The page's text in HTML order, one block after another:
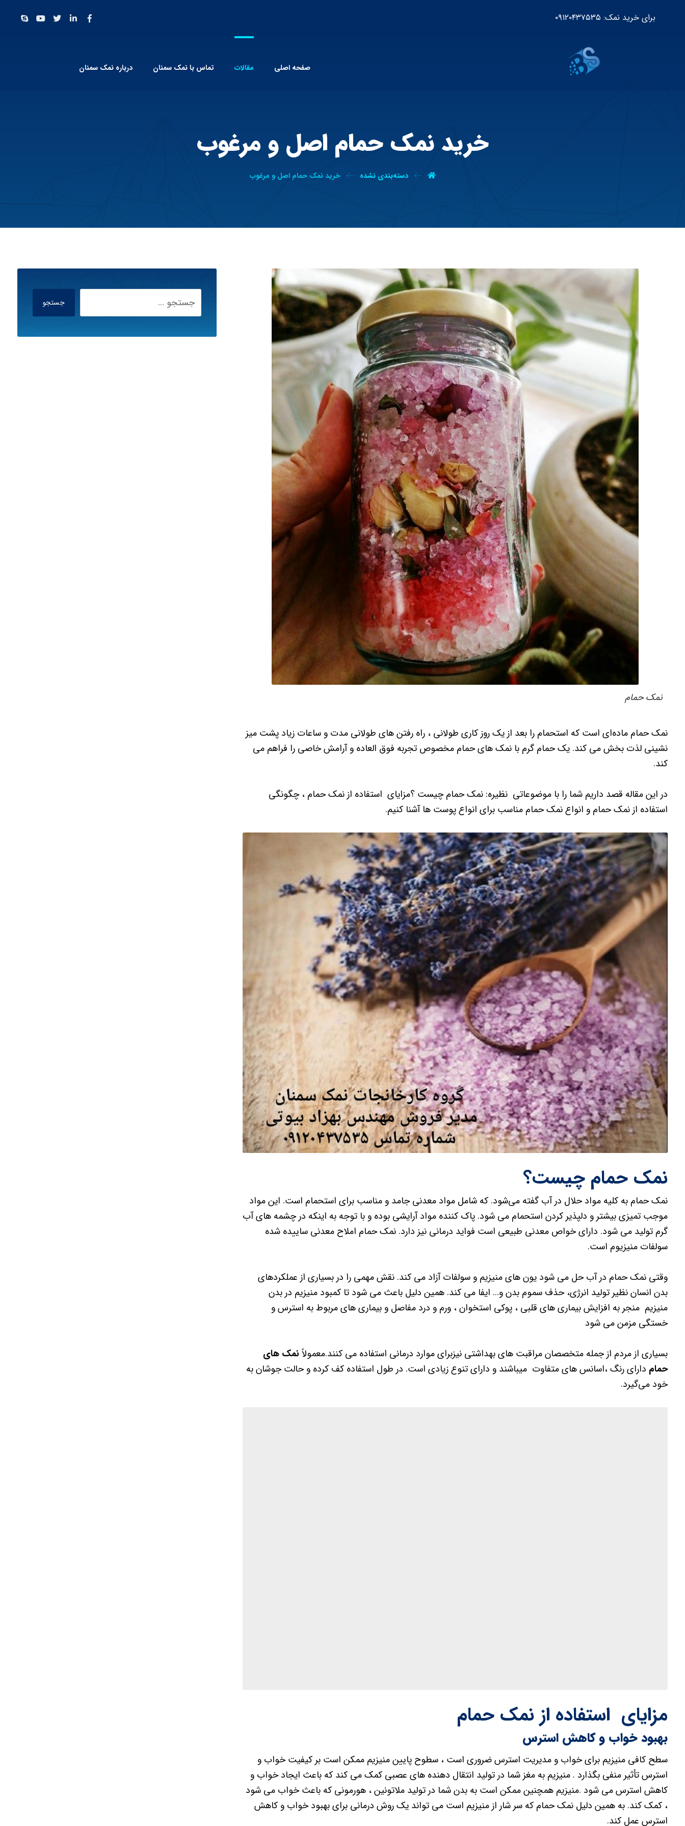
برای خرید نمک: ۰۹۱۲۰۴۳۷۵۳۵
صفحه اصلی مقالات تماس با نمک سمنان درباره نمک سمنان
خرید نمک حمام اصل و مرغوب
دسته‌بندی نشده خرید نمک حمام اصل و مرغوب
نمک حمام
نمک حمام ماده‌ای است که استحمام را بعد از یک روز کاری طولانی ، راه رفتن های طولانی مدت و ساعات زیاد پشت میز
نشینی لذت بخش می کند. یک حمام گرم با نمک های حمام مخصوص تجربه فوق العاده و آرامش خاصی را فراهم می
کند.
در این مقاله قصد داریم شما را با موضوعاتی نظیره: نمک حمام چیست ؟مزایای استفاده از نمک حمام ، چگونگی
استفاده از نمک حمام و انواع نمک حمام مناسب برای انواع پوست ها آشنا کنیم.
نمک حمام چیست؟
نمک حمام به کلیه مواد حلال در آب گفته می‌شود. که شامل مواد معدنی جامد و مناسب برای استحمام است. این مواد
موجب تمیزی بیشتر و دلپذیر کردن استحمام می شود. پاک کننده مواد آرایشی بوده و با توجه به اینکه در چشمه های آب
گرم تولید می شود. دارای خواص معدنی طبیعی است فواید درمانی نیز دارد. نمک حمام املاح معدنی ساییده شده
سولفات منیزیوم است.
وقتی نمک حمام در آب حل می شود یون های منیزیم و سولفات آزاد می کند. نقش مهمی را در بسیاری از عملکردهای
بدن انسان نظیر تولید انرژی، حذف سموم بدن و… ایفا می کند. همین دلیل باعث می شود تا کمبود منیزیم در بدن
منیزیم منجر به افزایش بیماری های قلبی ، پوکی استخوان ، ورم و درد مفاصل و بیماری های مربوط به استرس و
خستگی مزمن می شود
بسیاری از مردم از جمله متخصصان مراقبت های بهداشتی نیزبرای موارد درمانی استفاده می کنند.معمولاً نمک های
حمام دارای رنگ ،اسانس های متفاوت میباشند و دارای تنوع زیادی است. در طول استفاده کف کرده و حالت جوشان به
خود می‌گیرد.
مزایای استفاده از نمک حمام
بهبود خواب و کاهش استرس
سطح کافی منیزیم برای خواب و مدیریت استرس ضروری است ، سطوح پایین منیزیم ممکن است بر کیفیت خواب و
استرس تأثیر منفی بگذارد . منیزیم به مغز شما در تولید انتقال دهنده های عصبی کمک می کند که باعث ایجاد خواب و
کاهش استرس می شود .منیزیم همچنین ممکن است به بدن شما در تولید ملاتونین ، هورمونی که باعث خواب می شود
، کمک کند. به همین دلیل نمک حمام که سر شار از منیزیم است می تواند یک روش درمانی برای بهبود خواب و کاهش
استرس عمل کند.
جستجو